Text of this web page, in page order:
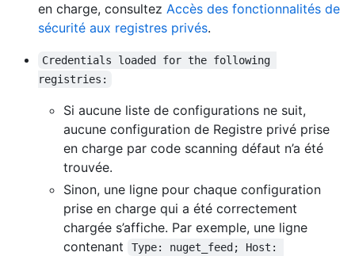
en charge, consultez Accès des fonctionnalités de
sécurité aux registres privés.
Credentials loaded for the following
registries:
Si aucune liste de configurations ne suit,
aucune configuration de Registre privé prise
en charge par code scanning défaut n’a été
trouvée.
Sinon, une ligne pour chaque configuration
prise en charge qui a été correctement
chargée s’affiche. Par exemple, une ligne
contenant
Type: nuget_feed; Host: